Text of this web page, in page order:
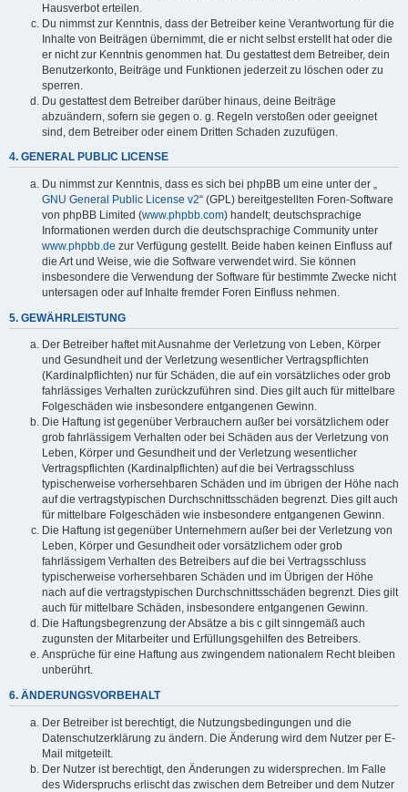
Hausverbot erteilen.
Du nimmst zur Kenntnis, dass der Betreiber keine Verantwortung für die
Inhalte von Beiträgen übernimmt, die er nicht selbst erstellt hat oder die
er nicht zur Kenntnis genommen hat. Du gestattest dem Betreiber, dein
Benutzerkonto, Beiträge und Funktionen jederzeit zu löschen oder zu
sperren.
Du gestattest dem Betreiber darüber hinaus, deine Beiträge
abzuändern, sofern sie gegen o. g. Regeln verstoßen oder geeignet
sind, dem Betreiber oder einem Dritten Schaden zuzufügen.
4. GENERAL PUBLIC LICENSE
Du nimmst zur Kenntnis, dass es sich bei phpBB um eine unter der „
GNU General Public License v2“ (GPL) bereitgestellten Foren-Software
von phpBB Limited (www.phpbb.com) handelt; deutschsprachige
Informationen werden durch die deutschsprachige Community unter
www.phpbb.de zur Verfügung gestellt. Beide haben keinen Einfluss auf
die Art und Weise, wie die Software verwendet wird. Sie können
insbesondere die Verwendung der Software für bestimmte Zwecke nicht
untersagen oder auf Inhalte fremder Foren Einfluss nehmen.
5. GEWÄHRLEISTUNG
Der Betreiber haftet mit Ausnahme der Verletzung von Leben, Körper
und Gesundheit und der Verletzung wesentlicher Vertragspflichten
(Kardinalpflichten) nur für Schäden, die auf ein vorsätzliches oder grob
fahrlässiges Verhalten zurückzuführen sind. Dies gilt auch für mittelbare
Folgeschäden wie insbesondere entgangenen Gewinn.
Die Haftung ist gegenüber Verbrauchern außer bei vorsätzlichem oder
grob fahrlässigem Verhalten oder bei Schäden aus der Verletzung von
Leben, Körper und Gesundheit und der Verletzung wesentlicher
Vertragspflichten (Kardinalpflichten) auf die bei Vertragsschluss
typischerweise vorhersehbaren Schäden und im übrigen der Höhe nach
auf die vertragstypischen Durchschnittsschäden begrenzt. Dies gilt auch
für mittelbare Folgeschäden wie insbesondere entgangenen Gewinn.
Die Haftung ist gegenüber Unternehmern außer bei der Verletzung von
Leben, Körper und Gesundheit oder vorsätzlichem oder grob
fahrlässigem Verhalten des Betreibers auf die bei Vertragsschluss
typischerweise vorhersehbaren Schäden und im Übrigen der Höhe
nach auf die vertragstypischen Durchschnittsschäden begrenzt. Dies gilt
auch für mittelbare Schäden, insbesondere entgangenen Gewinn.
Die Haftungsbegrenzung der Absätze a bis c gilt sinngemäß auch
zugunsten der Mitarbeiter und Erfüllungsgehilfen des Betreibers.
Ansprüche für eine Haftung aus zwingendem nationalem Recht bleiben
unberührt.
6. ÄNDERUNGSVORBEHALT
Der Betreiber ist berechtigt, die Nutzungsbedingungen und die
Datenschutzerklärung zu ändern. Die Änderung wird dem Nutzer per E-
Mail mitgeteilt.
Der Nutzer ist berechtigt, den Änderungen zu widersprechen. Im Falle
des Widerspruchs erlischt das zwischen dem Betreiber und dem Nutzer